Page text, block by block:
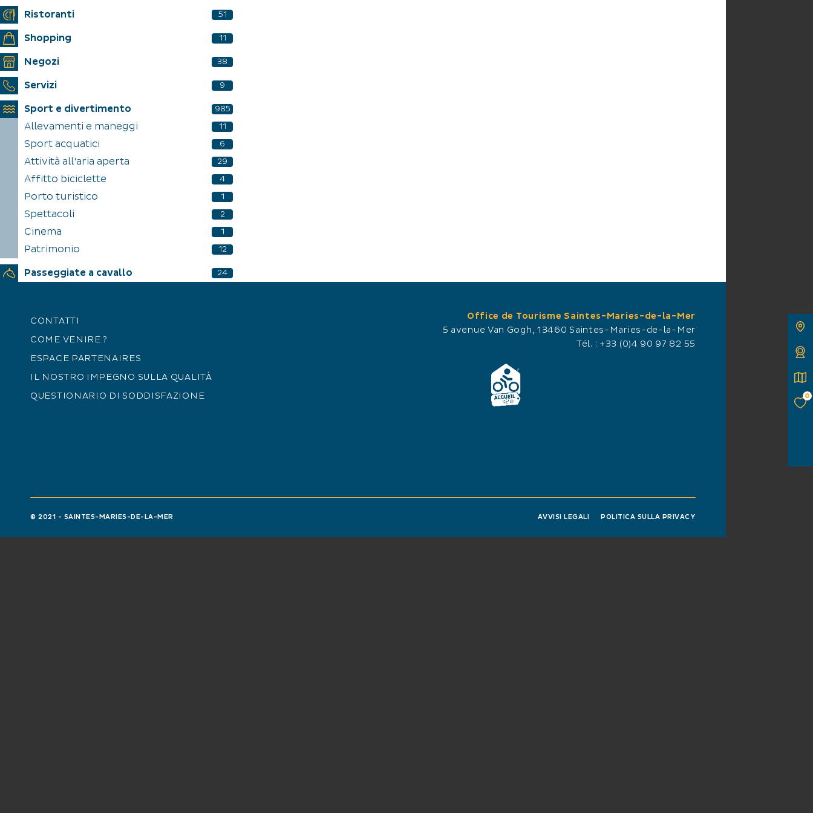
Ristoranti 51
Shopping 11
Negozi 38
Servizi 9
Sport e divertimento 985
Allevamenti e maneggi 11
Sport acquatici 6
Attività all'aria aperta 29
Affitto biciclette 4
Porto turistico 1
Spettacoli 2
Cinema 1
Patrimonio 12
Passeggiate a cavallo 24
0
CONTATTI
COME VENIRE ?
ESPACE PARTENAIRES
IL NOSTRO IMPEGNO SULLA QUALITÀ
QUESTIONARIO DI SODDISFAZIONE
Office de Tourisme Saintes-Maries-de-la-Mer
5 avenue Van Gogh, 13460 Saintes-Maries-de-la-Mer
Tél. : +33 (0)4 90 97 82 55
© 2021 - SAINTES-MARIES-DE-LA-MER AVVISI LEGALI POLITICA SULLA PRIVACY